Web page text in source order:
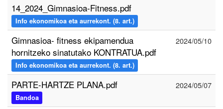
14_2024_Gimnasioa-Fitness.pdf
Info ekonomikoa eta aurrekont. (8. art.)
Gimnasioa- fitness ekipamendua
hornitzeko sinatutako KONTRATUA.pdf
Info ekonomikoa eta aurrekont. (8. art.)
2024/05/10
PARTE-HARTZE PLANA.pdf
Bandoa
2024/05/07